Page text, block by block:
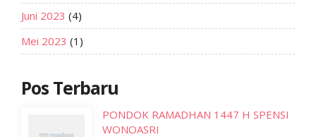
Juni 2023 (4)
Mei 2023 (1)
Pos Terbaru
PONDOK RAMADHAN 1447 H SPENSI
WONOASRI